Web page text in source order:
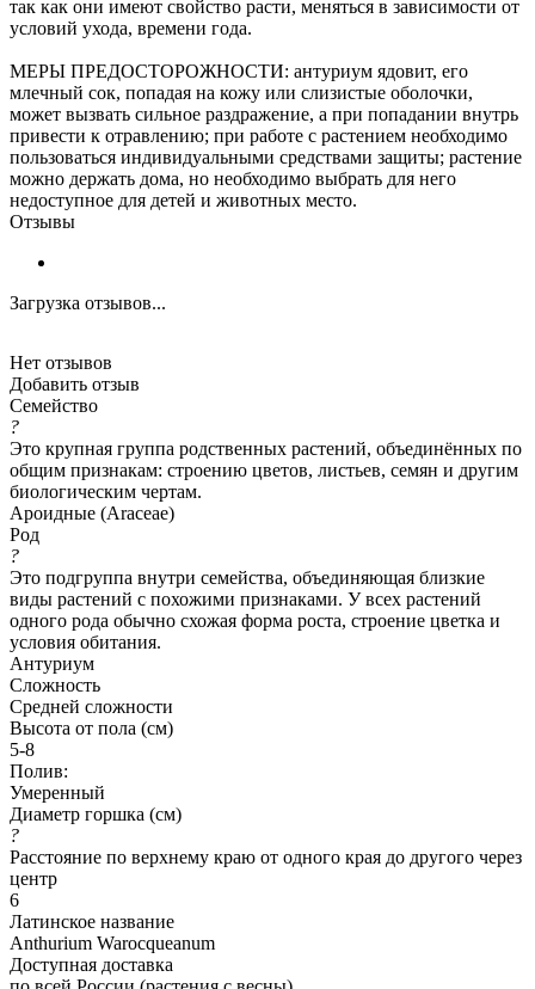
так как они имеют свойство расти, меняться в зависимости от
условий ухода, времени года.
МЕРЫ ПРЕДОСТОРОЖНОСТИ: антуриум ядовит, его
млечный сок, попадая на кожу или слизистые оболочки,
может вызвать сильное раздражение, а при попадании внутрь
привести к отравлению; при работе с растением необходимо
пользоваться индивидуальными средствами защиты; растение
можно держать дома, но необходимо выбрать для него
недоступное для детей и животных место.
Отзывы
Загрузка отзывов...
Нет отзывов
Добавить отзыв
Семейство
?
Это крупная группа родственных растений, объединённых по
общим признакам: строению цветов, листьев, семян и другим
биологическим чертам.
Ароидные (Araceae)
Род
?
Это подгруппа внутри семейства, объединяющая близкие
виды растений с похожими признаками. У всех растений
одного рода обычно схожая форма роста, строение цветка и
условия обитания.
Антуриум
Сложность
Средней сложности
Высота от пола (см)
5-8
Полив:
Умеренный
Диаметр горшка (см)
?
Расстояние по верхнему краю от одного края до другого через
центр
6
Латинское название
Anthurium Warocqueanum
Доступная доставка